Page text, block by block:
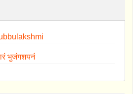
भुजंगशयनं